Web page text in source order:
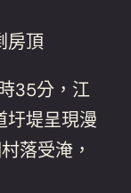
房頂
35分，江
圩堤呈現漫
落受淹，